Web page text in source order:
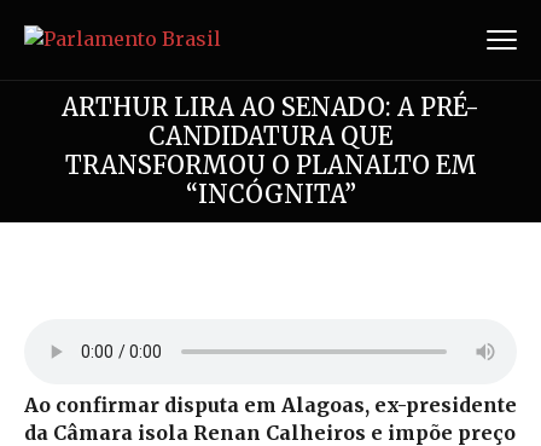
ARTHUR LIRA AO SENADO: A PRÉ-
CANDIDATURA QUE
TRANSFORMOU O PLANALTO EM
“INCÓGNITA”
Ao confirmar disputa em Alagoas, ex-presidente
da Câmara isola Renan Calheiros e impõe preço